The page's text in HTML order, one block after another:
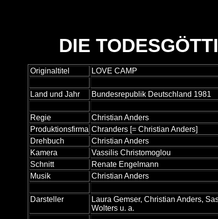
DIE
Originaltitel LOVE CAMP
Land und Jahr Bundesrepublik Deutschland 1981
Regie
Christian Anders
Produktionsfirma Chranders [= Christian Anders]
Drehbuch
Christian Anders
Kamera
Vassilis Christomoglou
Schnitt
Renate Engelmann
Musik
Christian Anders
Darsteller
Laura Gemser, Christian Anders,
Wolters u. a.